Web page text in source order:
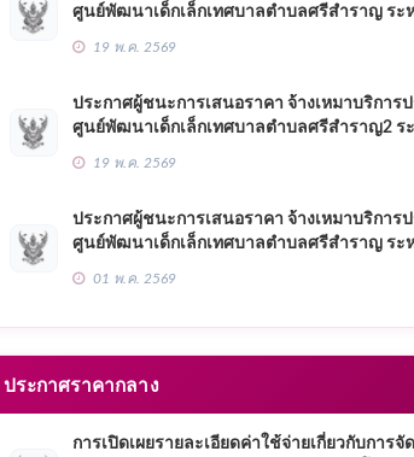
ศูนย์พัฒนาเด็กเล็กเทศบาลตำบลศรีสำราญ ระ
19 พ.ค. 2569
ประกาศผู้ชนะการเสนอราคา จ้างเหมาบริการ
ศูนย์พัฒนาเด็กเล็กเทศบาลตำบลศรีสำราญ2 ร
19 พ.ค. 2569
ประกาศผู้ชนะการเสนอราคา จ้างเหมาบริการ
ศูนย์พัฒนาเด็กเล็กเทศบาลตำบลศรีสำราญ ระ
01 พ.ค. 2569
ประกาศราคากลาง
การเปิดเผยรายละเอียดค่าใช้จ่ายเกี่ยวกับการ